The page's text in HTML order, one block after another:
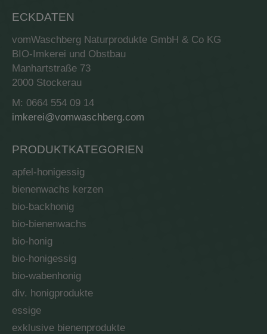
ECKDATEN
vomWaschberg Naturprodukte GmbH & Co KG
BIO-Imkerei und Obstbau
Manhartstraße 73
2000 Stockerau
M: 0664 554 09 14
imkerei@vomwaschberg.com
PRODUKTKATEGORIEN
apfel-honigessig
bienenwachs kerzen
bio-backhonig
bio-bienenwachs
bio-honig
bio-honigessig
bio-wabenhonig
div. honigprodukte
essige
exklusive bienenprodukte